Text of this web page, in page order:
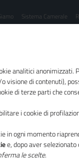
Sistema Camerale
camerale
di
analitici anonimizzati.
visione di contenuti),
di terze parti che
i cookie di
in ogni momento
e, dopo aver
le scelte.